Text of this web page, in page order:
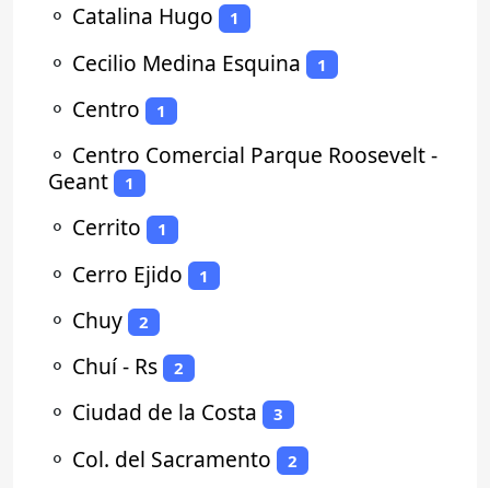
⚬ Catalina Hugo 1
⚬ Cecilio Medina Esquina 1
⚬ Centro 1
⚬ Centro Comercial Parque Roosevelt -
Geant
1
⚬ Cerrito 1
⚬ Cerro Ejido 1
⚬ Chuy 2
⚬ Chuí - Rs 2
⚬ Ciudad de la Costa 3
⚬ Col. del Sacramento 2